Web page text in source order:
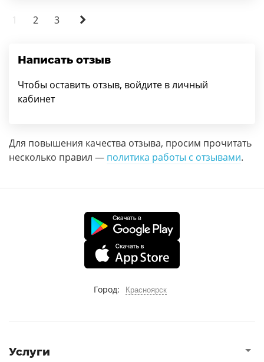
1 2 3
Написать отзыв
Чтобы оставить отзыв, войдите в личный
кабинет
Для повышения качества отзыва, просим прочитать
несколько правил — политика работы с отзывами.
Город: Красноярск
Услуги